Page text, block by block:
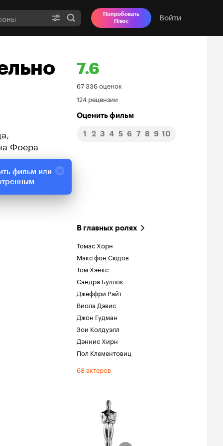
Попробовать
Плюс
Войти
Фоера
7.6
Рейтинг
Кинопоиска
7.6
67 336 оценок
124 рецензии
Оценить фильм
1 2 3 4 5 6 7 8 9 10
В главных ролях
Томас Хорн
Макс фон Сюдов
Том Хэнкс
Сандра Буллок
Джеффри Райт
Виола Дэвис
Джон Гудман
Зои Колдуэлл
Дэннис Хирн
Пол Клементовиц
68 актеров
фильм или